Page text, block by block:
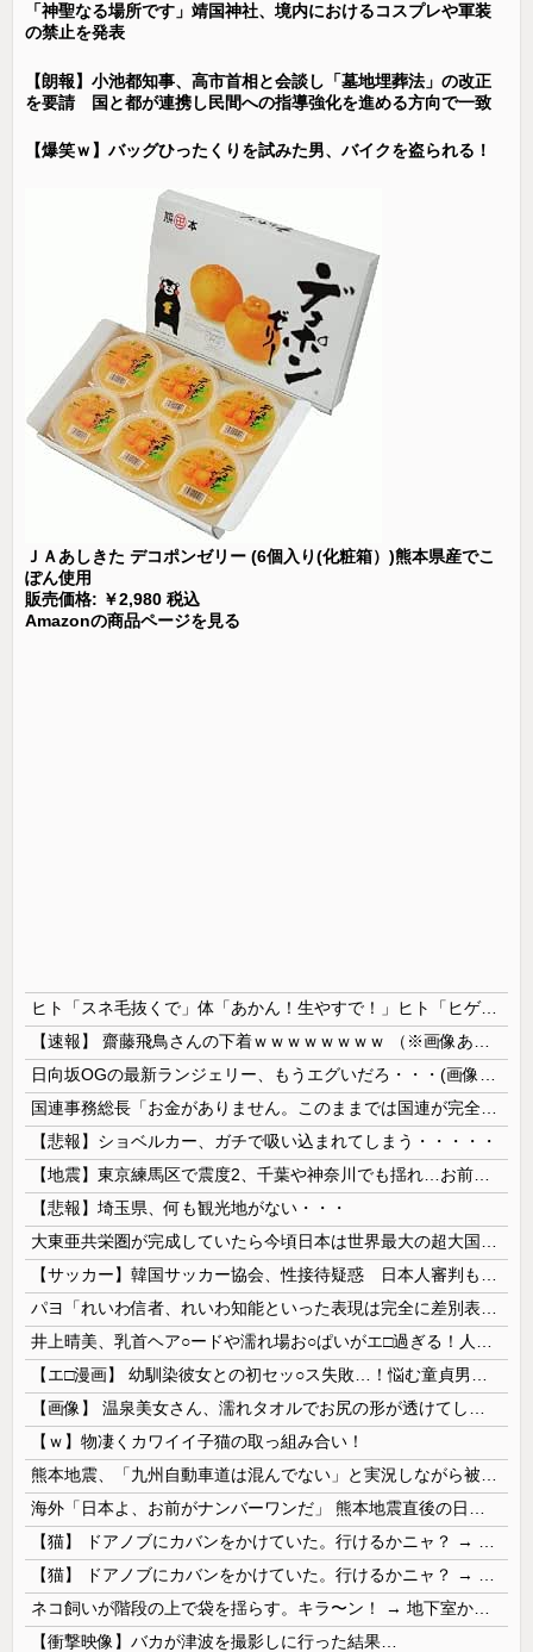
「神聖なる場所です」靖国神社、境内におけるコスプレや軍装
の禁止を発表
【朗報】小池都知事、高市首相と会談し「墓地埋葬法」の改正
を要請 国と都が連携し民間への指導強化を進める方向で一致
【爆笑ｗ】バッグひったくりを試みた男、バイクを盗られる！
ＪＡあしきた デコポンゼリー (6個入り(化粧箱）)熊本県産でこ
ぽん使用
販売価格: ￥2,980 税込
Amazonの商品ページを見る
ヒト「スネ毛抜くで」体「あかん！生やすで！」ヒト「ヒゲ抜くで」体「あかん！生やすで！」ヒト「髪抜けたで」
【悲報】ショベルカー、ガチで吸い込まれてしまう・・・・・
【悲報】埼玉県、何も観光地がない・・・
【ｗ】物凄くカワイイ子猫の取っ組み合い！
【衝撃映像】バカが津波を撮影しに行った結果…